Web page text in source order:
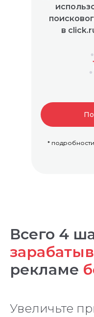
в
*
Всего 4
рекламе
Увеличьте